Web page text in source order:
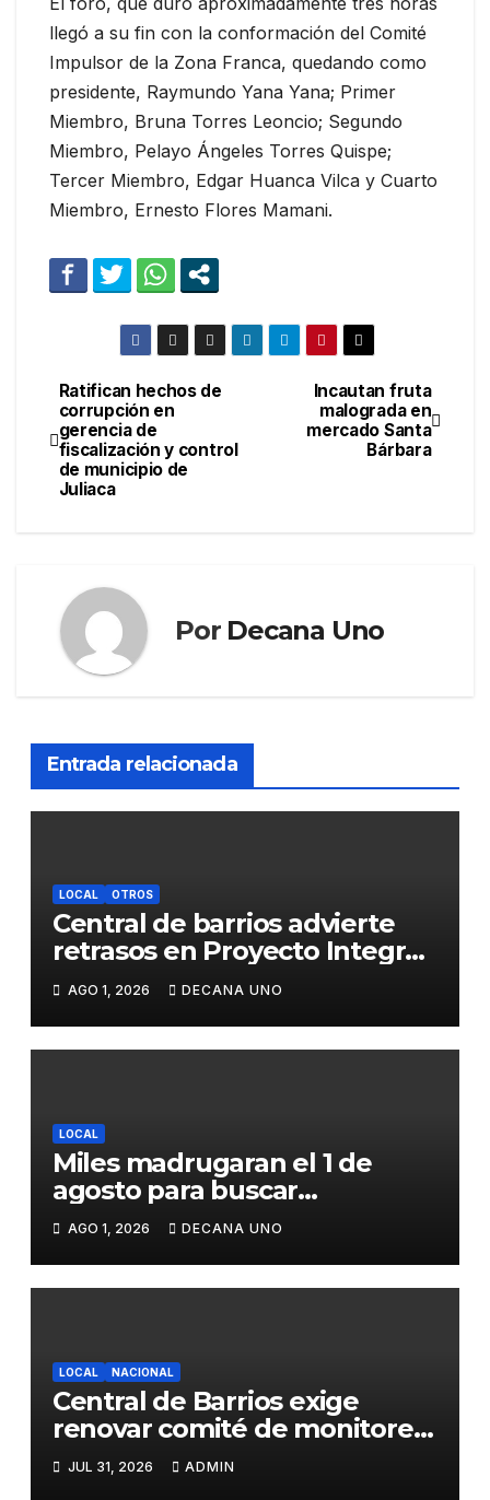
llegó a su fin con la conformación del Comité
Impulsor de la Zona Franca, quedando como
presidente, Raymundo Yana Yana; Primer
Miembro, Bruna Torres Leoncio; Segundo
Miembro, Pelayo Ángeles Torres Quispe;
Tercer Miembro, Edgar Huanca Vilca y Cuarto
Miembro, Ernesto Flores Mamani.
Navegación
de
entradas
Incautan fruta
malograda en
mercado Santa
Bárbara
Ratifican hechos de
corrupción en
gerencia de
fiscalización y control
de municipio de
Juliaca
Por Decana Uno
Entrada relacionada
LOCAL OTROS
Central de barrios advierte
retrasos en Proyecto Integral
de Agua y Alcantarillado para
Juliaca
AGO 1, 2026 DECANA UNO
LOCAL
Miles madrugaran el 1 de
agosto para buscar
piedrecillas en los ríos y
realizar la challa por la
riqueza y la prosperidad
AGO 1, 2026 DECANA UNO
LOCAL NACIONAL
Central de Barrios exige
renovar comité de monitoreo
del PIAA por presuntos
conflictos de interés y
JUL 31, 2026 ADMIN